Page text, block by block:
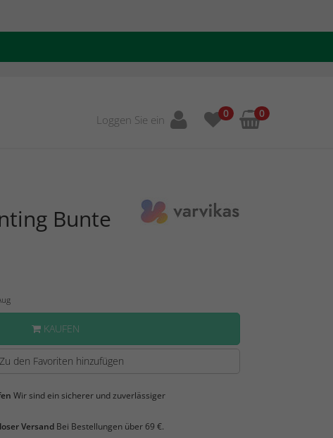
Loggen Sie ein 0 0
Bunte
KAUFEN
Zu den Favoriten hinzufügen
Wir sind ein sicherer und zuverlässiger
VersandBei Bestellungen über 69 €.